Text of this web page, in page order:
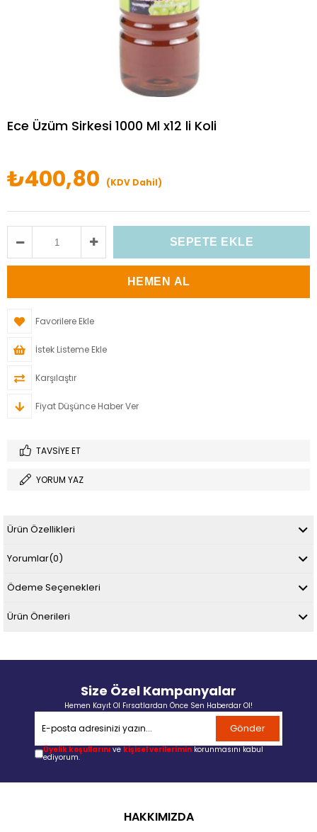
Ece Üzüm Sirkesi 1000 Ml x12 li Koli
₺400,80 (KDV Dahil)
Favorilere Ekle
İstek Listeme Ekle
Karşılaştır
Fiyat Düşünce Haber Ver
TAVSIYE ET
YORUM YAZ
Ürün Özellikleri
Yorumlar(0)
Ödeme Seçenekleri
Ürün Önerileri
Size Özel Kampanyalar
Hemen Kayıt Ol Fırsatlardan Önce Sen Haberdar Ol!
Gönder
Üyelik koşullarını ve kişisel verilerimin korunmasını kabul
ediyorum.
HAKKIMIZDA